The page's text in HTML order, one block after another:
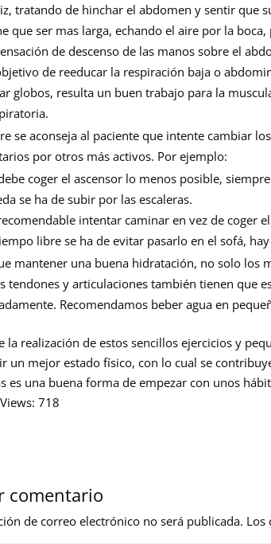
tratando de hinchar el abdomen y sentir que
que ser mas larga, echando el aire por la
de descenso de las manos sobre el
de reeducar la respiración baja o
globos, resulta un buen trabajo para la
se aconseja al paciente que intente cambiar
por otros más activos. Por ejemplo:
coger el ascensor lo menos posible,
se ha de subir por las escaleras.
intentar caminar en vez de coger
libre se ha de evitar pasarlo en el sofá,
mantener una buena hidratación, no solo los
tendones y articulaciones también tienen que
Recomendamos beber agua en
la realización de estos sencillos ejercicios y
un mejor estado físico, con lo cual se
es una buena forma de empezar con unos
718
comentario
de correo electrónico no será publicada. Los